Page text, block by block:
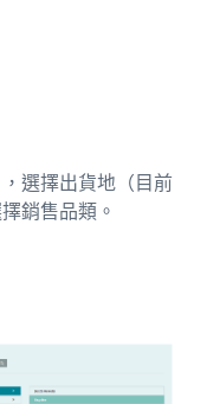
選擇出貨地（目前
銷售品類。